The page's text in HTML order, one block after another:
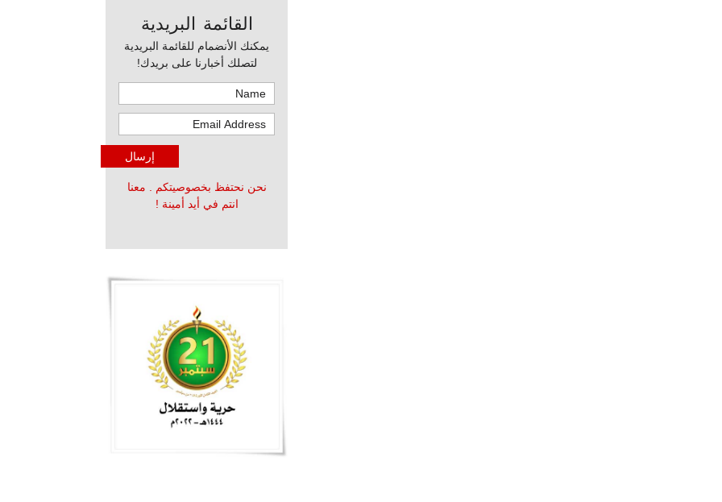
القائمة البريدية
يمكنك الأنضمام للقائمة البريدية
لتصلك أخبارنا على بريدك!
نحن نحتفظ بخصوصيتكم . معنا
انتم في أيد أمينة !